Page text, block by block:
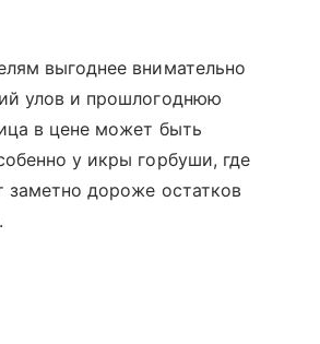
выгоднее внимательно
улов и прошлогоднюю
в цене может быть
у икры горбуши, где
заметно дороже остатков